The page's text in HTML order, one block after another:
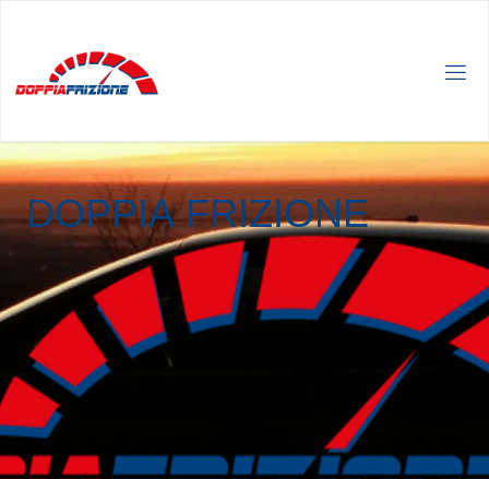
DOPPIA FRIZIONE